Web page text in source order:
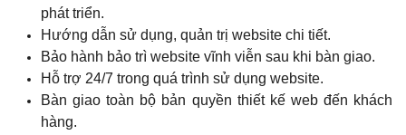
phát triển.
Hướng dẫn sử dụng, quản trị website chi tiết.
Bảo hành bảo trì website vĩnh viễn sau khi bàn giao.
Hỗ trợ 24/7 trong quá trình sử dụng website.
Bàn giao toàn bộ bản quyền thiết kế web đến khách
hàng.